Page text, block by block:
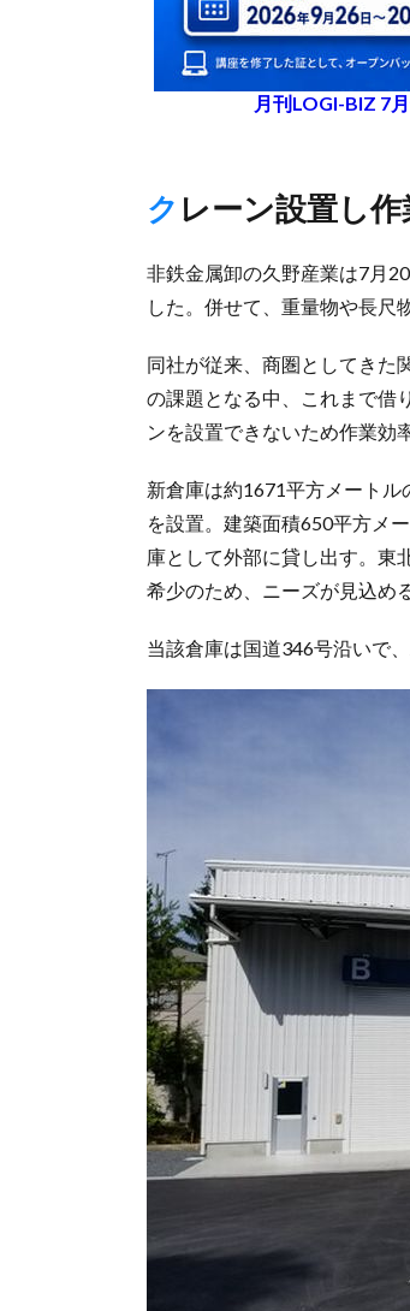
月刊LOGI-BIZ 7
クレーン設置し
非鉄金属卸の久野産業は7月
した。併せて、重量物や長尺
同社が従来、商圏としてきた
の課題となる中、これまで借
ンを設置できないため作業効
新倉庫は約1671平方メート
を設置。建築面積650平方メ
庫として外部に貸し出す。東
希少のため、ニーズが見込め
当該倉庫は国道346号沿いで